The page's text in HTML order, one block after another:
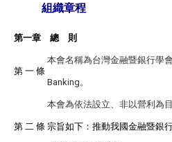
組織章程
第一章 總 則
第 一 條
本會名稱為台灣金融暨銀行學
Banking。
第 二 條
本會為依法設立、非以營利為
宗旨如下：推動我國金融暨銀